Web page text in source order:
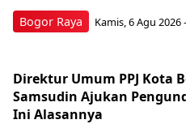
Bogor Raya Kamis, 6 Agu 2026
Direktur Umum PPJ Kota
Samsudin Ajukan
Ini Alasannya